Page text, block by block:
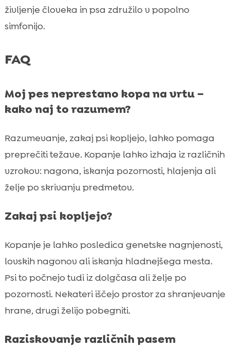
življenje človeka in psa združilo v popolno
simfonijo.
FAQ
Moj pes neprestano kopa na vrtu –
kako naj to razumem?
Razumevanje, zakaj psi kopljejo, lahko pomaga
preprečiti težave. Kopanje lahko izhaja iz različnih
vzrokov: nagona, iskanja pozornosti, hlajenja ali
želje po skrivanju predmetov.
Zakaj psi kopljejo?
Kopanje je lahko posledica genetske nagnjenosti,
lovskih nagonov ali iskanja hladnejšega mesta.
Psi to počnejo tudi iz dolgčasa ali želje po
pozornosti. Nekateri iščejo prostor za shranjevanje
hrane, drugi želijo pobegniti.
Raziskovanje različnih pasem